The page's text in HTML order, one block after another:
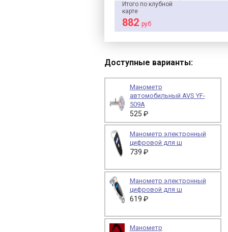
Итого по клубной
карте
882 руб
Доступные варианты:
Манометр
автомобильный AVS YF-
509A
525 ₽
Манометр электронный
цифровой для ш
739 ₽
Манометр электронный
цифровой для ш
619 ₽
Манометр